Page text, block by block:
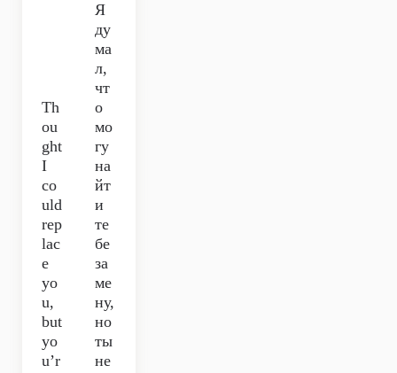
Th
ou
ght
I
co
uld
rep
lac
e
yo
u,
but
yo
u’r
Я
ду
ма
л,
чт
о
мо
гу
на
йт
и
те
бе
за
ме
ну,
но
ты
не